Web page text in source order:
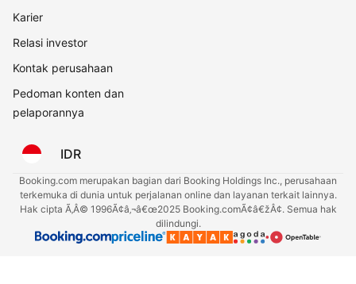
Karier
Relasi investor
Kontak perusahaan
Pedoman konten dan
pelaporannya
IDR
Booking.com merupakan bagian dari Booking Holdings Inc., perusahaan
terkemuka di dunia untuk perjalanan online dan layanan terkait lainnya.
Hak cipta Ã‚Â© 1996Ã¢â‚¬â€œ2025 Booking.comÃ¢â€žÂ¢. Semua hak
dilindungi.